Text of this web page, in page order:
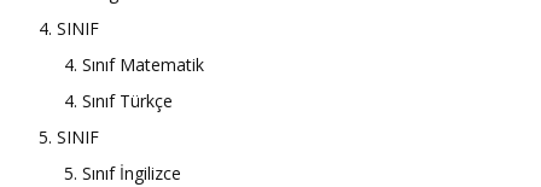
4. SINIF
4. Sınıf Matematik
4. Sınıf Türkçe
5. SINIF
5. Sınıf İngilizce